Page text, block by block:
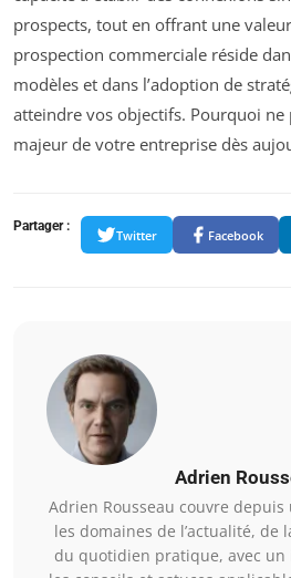
prospects, tout en offrant une
prospection commerciale réside
modèles et dans l’adoption de
atteindre vos objectifs. Pourquoi ne
majeur de votre entreprise dès
Partager :
Twitter Facebook
Adrien
Adrien Rousseau couvre depuis
les domaines de l’actualité, de
du quotidien pratique, avec